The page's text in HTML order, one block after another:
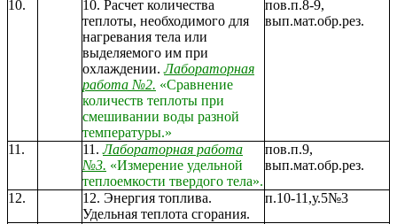
10.
10. Расчет количества
теплоты, необходимого для
нагревания тела или
выделяемого им при
охлаждении.Лабораторная
работа №2. «Сравнение
количеств теплоты при
смешивании воды разной
температуры.»
пов.п.8-9,
вып.мат.обр.рез.
11. 11.Лабораторная работа
№3. «Измерение удельной
теплоемкости твердого тела».
пов.п.9,
вып.мат.обр.рез.
12.
12. Энергия топлива.
Удельная теплота сгорания.
п.10-11,у.5№3